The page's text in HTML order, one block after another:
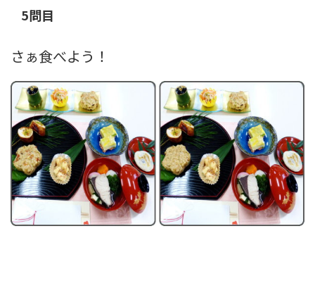
5問目
さぁ食べよう！